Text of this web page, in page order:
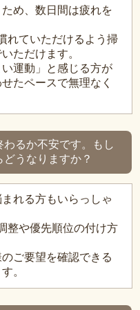
め、数日間は疲れを
れていただけるよう掃
ただけます。
運動」と感じる方が
たペースで無理なく
わるか不安です。もし
うなりますか？
れる方もいらっしゃ
整や優先順位の付け方
ご要望を確認できる
。